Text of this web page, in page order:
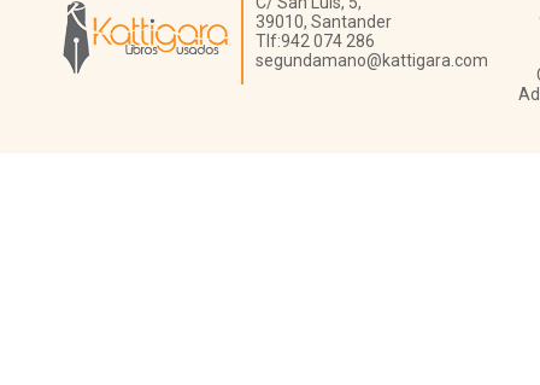
39010, Santander
Tlf:942 074 286
segundamano@kattigara.com